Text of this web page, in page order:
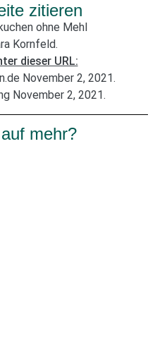
zitieren
ohne Mehl
Kornfeld.
dieser URL:
November 2, 2021.
November 2, 2021.
mehr?